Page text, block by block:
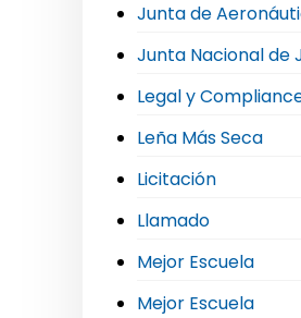
Junta de
Junta Nacional de
Legal y
Leña Más Seca
Licitación
Llamado
Mejor Escuela
Mejor Escuela